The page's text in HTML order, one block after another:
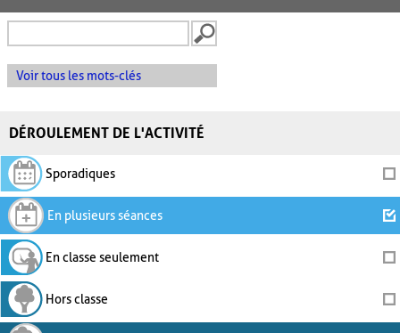
Voir tous les mots-clés
DÉROULEMENT DE L'ACTIVITÉ
Sporadiques
En plusieurs séances
En classe seulement
Hors classe